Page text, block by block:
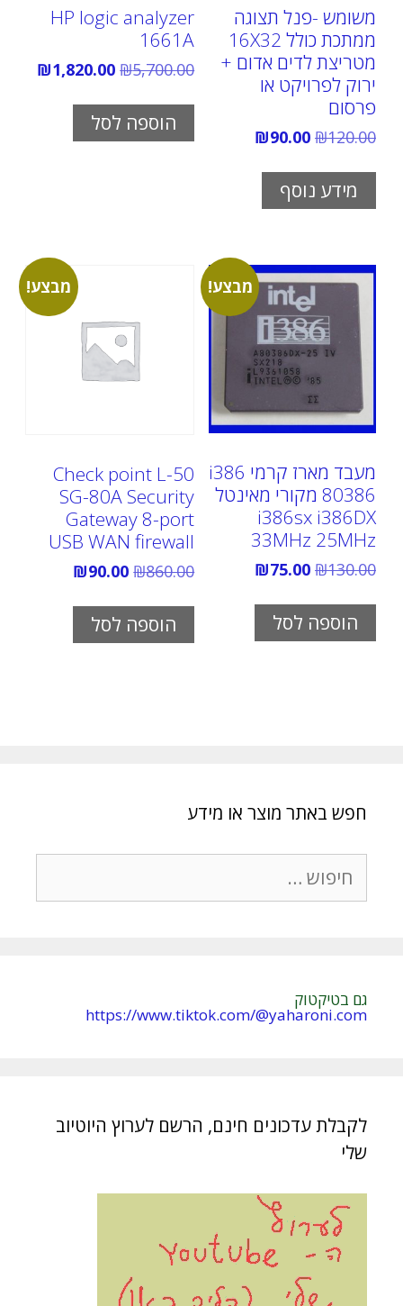
משומש -פנל תצוגה
ממתכת כולל 16X32
מטריצת לדים אדום +
ירוק לפרויקט או
פרסום
₪120.00 המחיר
היה:
₪120.00.
₪90.00
מידע נוסף
HP logic analyzer
1661A
₪5,700.00 המחיר
היה:
₪5,700.00.
₪1,820.00
הוספה לסל
מבצע!
מעבד מארז קרמי i386
80386 מקורי מאינטל
i386sx i386DX
33MHz 25MHz
₪130.00 המחיר
היה:
₪130.00.
₪75.00
הוא:
הוספה לסל
מבצע!
Check point L-50
SG-80A Security
Gateway 8-port
USB WAN firewall
₪860.00 המחיר
היה:
₪860.00.
₪90.00 המחיר
הוא:
הוספה לסל
חפש באתר מוצר או מידע
חיפוש:
גם בטיקטוק
https://www.tiktok.com/@yaharoni.com
לקבלת עדכונים חינם, הרשם לערוץ היוטיוב
שלי